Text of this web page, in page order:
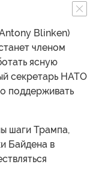
Blinken)
членом
ясную
секретарь НАТО
поддерживать
шаги Трампа,
Байдена в